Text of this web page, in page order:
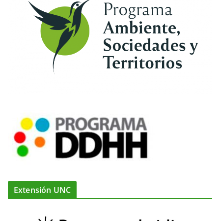
Extensión UNC